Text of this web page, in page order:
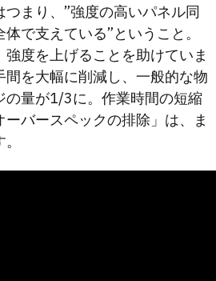
まり、”強度の高いパネル同
で支えている”ということ。
度を上げることを助けていま
を大幅に削減し、一般的な物
の量が1/3に。作業時間の短縮
バースペックの排除」は、ま